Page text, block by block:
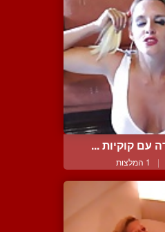
עם קוקיות ...
| 1 המלצות